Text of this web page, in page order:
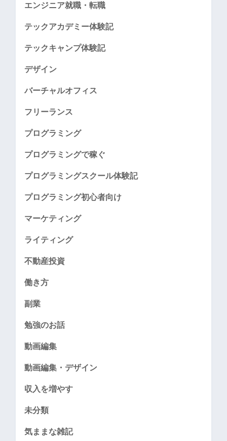
エンジニア就職・転職
テックアカデミー体験記
テックキャンプ体験記
デザイン
バーチャルオフィス
フリーランス
プログラミング
プログラミングで稼ぐ
プログラミングスクール体験記
プログラミング初心者向け
マーケティング
ライティング
不動産投資
働き方
副業
勉強のお話
動画編集
動画編集・デザイン
収入を増やす
未分類
気ままな雑記